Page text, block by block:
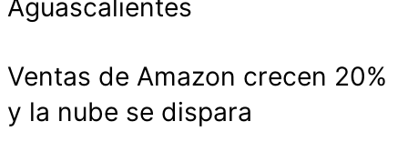
Aguascalientes
Ventas de Amazon crecen 20%
y la nube se dispara